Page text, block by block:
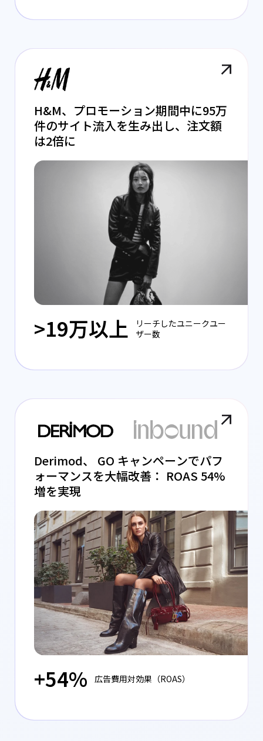
H&M、プロモーション期間中に95万
件のサイト流入を生み出し、注文額
は2倍に
>19万以上
リーチしたユニークユー
ザー数
Derimod、 GO キャンペーンでパフ
ォーマンスを大幅改善： ROAS 54%
増を実現
+54% 広告費用対効果（ROAS）